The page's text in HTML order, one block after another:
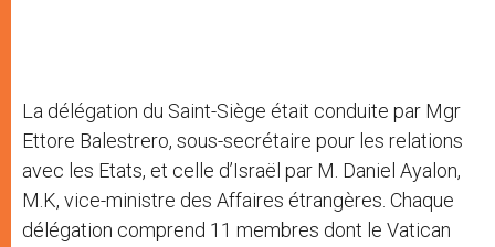
La délégation du Saint-Siège était conduite par Mgr
Ettore Balestrero, sous-secrétaire pour les relations
avec les Etats, et celle d’Israël par M. Daniel Ayalon,
M.K, vice-ministre des Affaires étrangères. Chaque
délégation comprend 11 membres dont le Vatican